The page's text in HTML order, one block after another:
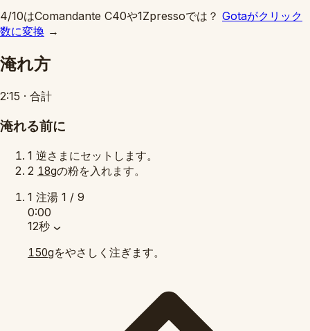
4/10はComandante C40や1Zpressoでは？ Gotaがクリック
数に変換 →
淹れ方
2:15 · 合計
淹れる前に
1 逆さまにセットします。
2 18gの粉を入れます。
1 注湯 1 / 9
0:00
12秒
150gをやさしく注ぎます。